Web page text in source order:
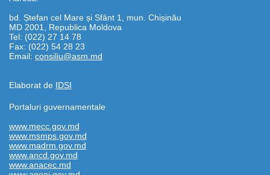
bd. Ștefan cel Mare și Sfânt 1, mun. Chișinău
MD 2001, Republica Moldova
Tel: (022) 27 14 78
Fax: (022) 54 28 23
Email: consiliu@asm.md
Elaborat de IDSI
Portaluri guvernamentale
www.mecc.gov.md
www.msmps.gov.md
www.madrm.gov.md
www.ancd.gov.md
www.anacec.md